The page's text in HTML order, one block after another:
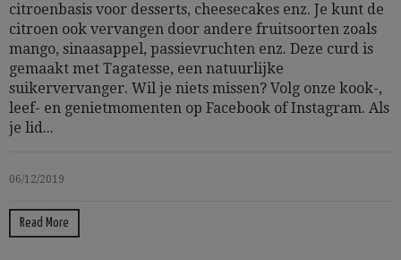
citroenbasis voor desserts, cheesecakes enz. Je kunt de
citroen ook vervangen door andere fruitsoorten zoals
mango, sinaasappel, passievruchten enz. Deze curd is
gemaakt met Tagatesse, een natuurlijke
suikervervanger. Wil je niets missen? Volg onze kook-,
leef- en genietmomenten op Facebook of Instagram. Als
je lid...
06/12/2019
Read More